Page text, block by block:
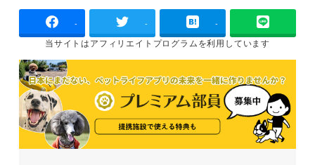
- - -
当サイトはアフィリエイトプログラムを利用しています